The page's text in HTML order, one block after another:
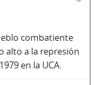
combatiente
alto a la represión
en la UCA.